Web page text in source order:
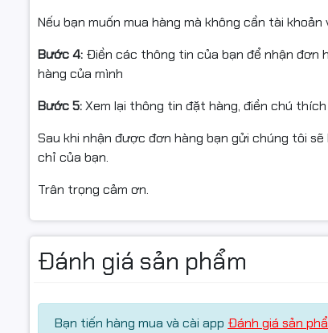
Nếu bạn muốn mua hàng mà không cần tài
Bước 4: Điền các thông tin của bạn để nhận đơn
hàng của mình
Bước 5:Xem lại thông tin đặt hàng, điền chú
Sau khi nhận được đơn hàng bạn gửi chúng tôi
chỉ của bạn.
Trân trọng cảm ơn.
Đánh giá sản phẩm
Bạn tiến hàng mua và cài app Đánh giá sản